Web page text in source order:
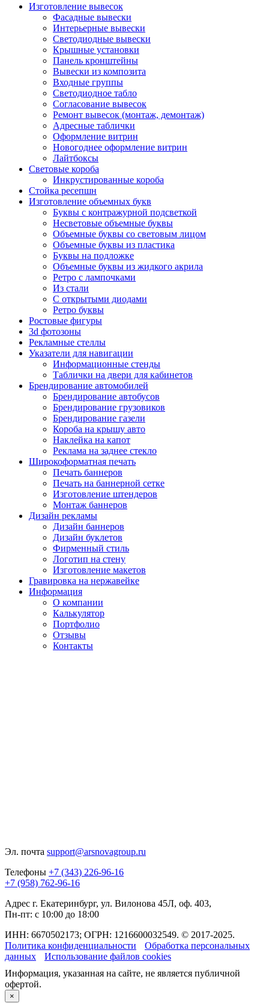
Изготовление вывесок
Фасадные вывески
Интерьерные вывески
Светодиодные вывески
Крышные установки
Панель кронштейны
Вывески из композита
Входные группы
Светодиодное табло
Согласование вывесок
Ремонт вывесок (монтаж, демонтаж)
Адресные таблички
Оформление витрин
Новогоднее оформление витрин
Лайтбоксы
Световые короба
Инкрустированные короба
Стойка ресепшн
Изготовление объемных букв
Буквы с контражурной подсветкой
Несветовые объемные буквы
Объемные буквы со световым лицом
Объемные буквы из пластика
Буквы на подложке
Объемные буквы из жидкого акрила
Ретро с лампочками
Из стали
С открытыми диодами
Ретро буквы
Ростовые фигуры
3d фотозоны
Рекламные стеллы
Указатели для навигации
Информационные стенды
Таблички на двери для кабинетов
Брендирование автомобилей
Брендирование автобусов
Брендирование грузовиков
Брендирование газели
Короба на крышу авто
Наклейка на капот
Реклама на заднее стекло
Широкоформатная печать
Печать баннеров
Печать на баннерной сетке
Изготовление штендеров
Монтаж баннеров
Дизайн рекламы
Дизайн баннеров
Дизайн буклетов
Фирменный стиль
Логотип на стену
Изготовление макетов
Гравировка на нержавейке
Информация
О компании
Калькулятор
Портфолио
Отзывы
Контакты
Эл. почта support@arsnovagroup.ru
Телефоны +7 (343) 226-96-16
+7 (958) 762-96-16
Адрес г. Екатеринбург, ул. Вилонова 45Л, оф. 403,
Пн-пт: с 10:00 до 18:00
ИНН: 6670502173; ОГРН: 1216600032549. © 2017-2025.
Политика конфиденциальности
Обработка персональных
данных
Использование файлов cookies
Информация, указанная на сайте, не является публичной
офертой.
×